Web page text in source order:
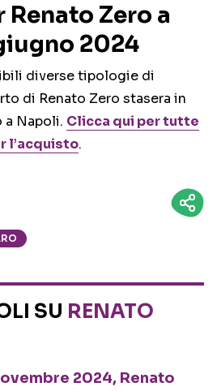
Zero a
2024
diverse tipologie di
di Renato Zero stasera in
a Napoli. Clicca qui per tutte
l’acquisto.
SU RENATO
2024, Renato